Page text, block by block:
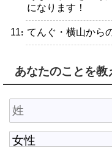
になります！
・てんぐ・横山から
あなたのことを教